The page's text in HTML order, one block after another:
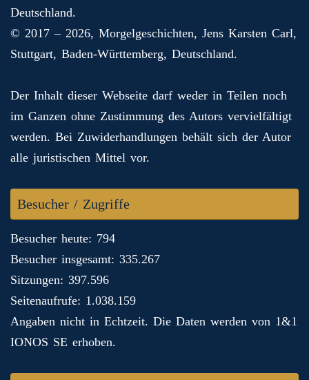
Deutschland.
© 2017 – 2026, Morgelgeschichten, Jens Karsten Carl,
Stuttgart, Baden-Württemberg, Deutschland.
Der Inhalt dieser Webseite darf weder in Teilen noch
im Ganzen ohne Zustimmung des Autors vervielfältigt
werden. Bei Zuwiderhandlungen behält sich der Autor
alle juristischen Mittel vor.
Besucher / Zugriffe
Besucher heute: 794
Besucher insgesamt: 335.267
Sitzungen: 397.596
Seitenaufrufe: 1.038.159
Angaben nicht in Echtzeit. Die Daten werden von 1&1
IONOS SE erhoben.